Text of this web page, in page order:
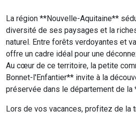
La région **Nouvelle-Aquitaine**
diversité de ses paysages et la
naturel. Entre forêts verdoyantes et
offre un cadre idéal pour une
Au cœur de ce territoire, la petite
Bonnet-l'Enfantier** invite à la
préservée dans le département de la
Lors de vos vacances, profitez de la